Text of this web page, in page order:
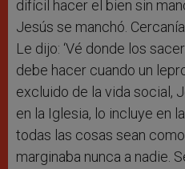
difícil hacer el bien sin
Jesús se manchó.
Le dijo: ‘Vé donde los
debe hacer cuando un
excluido de la vida social,
en la Iglesia, lo incluye en
todas las cosas sean
marginaba nunca a nadie.